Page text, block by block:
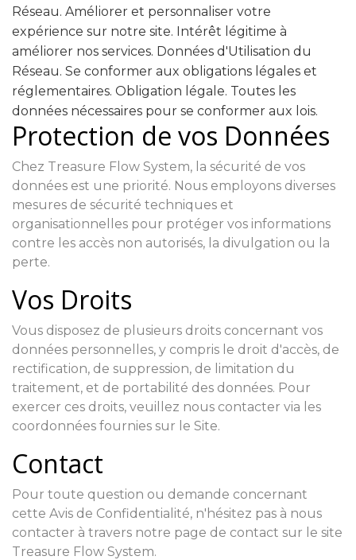
Réseau. Améliorer et personnaliser votre
expérience sur notre site. Intérêt légitime à
améliorer nos services. Données d'Utilisation du
Réseau. Se conformer aux obligations légales et
réglementaires. Obligation légale. Toutes les
données nécessaires pour se conformer aux lois.
Protection de vos Données
Chez Treasure Flow System, la sécurité de vos
données est une priorité. Nous employons diverses
mesures de sécurité techniques et
organisationnelles pour protéger vos informations
contre les accès non autorisés, la divulgation ou la
perte.
Vos Droits
Vous disposez de plusieurs droits concernant vos
données personnelles, y compris le droit d'accès, de
rectification, de suppression, de limitation du
traitement, et de portabilité des données. Pour
exercer ces droits, veuillez nous contacter via les
coordonnées fournies sur le Site.
Contact
Pour toute question ou demande concernant
cette Avis de Confidentialité, n'hésitez pas à nous
contacter à travers notre page de contact sur le site
Treasure Flow System.